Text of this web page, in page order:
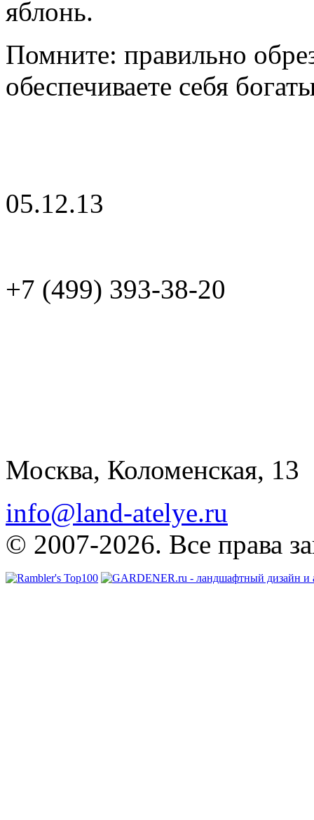
яблонь.
Помните: правильно
обеспечиваете себя
05.12.13
+7 (499)
Москва, Коломенская, 13
info@land-atelye.ru
© 2007-2026. Все права